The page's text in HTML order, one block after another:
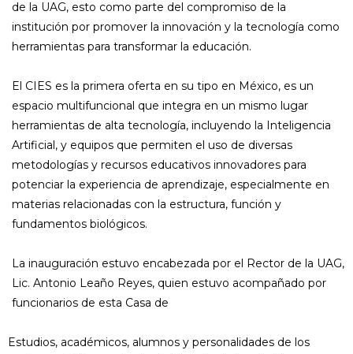
de la UAG, esto como parte del compromiso de la
institución por promover la innovación y la tecnología como
herramientas para transformar la educación.
El CIES es la primera oferta en su tipo en México, es un
espacio multifuncional que integra en un mismo lugar
herramientas de alta tecnología, incluyendo la Inteligencia
Artificial, y equipos que permiten el uso de diversas
metodologías y recursos educativos innovadores para
potenciar la experiencia de aprendizaje, especialmente en
materias relacionadas con la estructura, función y
fundamentos biológicos.
La inauguración estuvo encabezada por el Rector de la UAG,
Lic. Antonio Leaño Reyes, quien estuvo acompañado por
funcionarios de esta Casa de
Estudios, académicos, alumnos y personalidades de los